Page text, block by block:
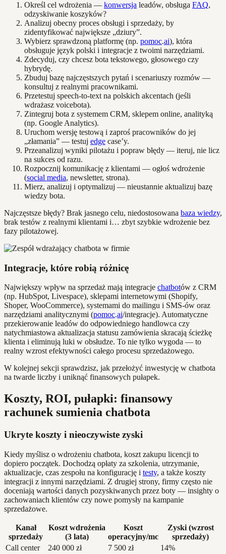
Określ cel wdrożenia — konwersja leadów, obsługa FAQ,
odzyskiwanie koszyków?
Analizuj obecny proces obsługi i sprzedaży, by
zidentyfikować największe „dziury”.
Wybierz sprawdzoną platformę (np. pomoc.ai), która
obsługuje język polski i integracje z twoimi narzędziami.
Zdecyduj, czy chcesz bota tekstowego, głosowego czy
hybrydę.
Zbuduj bazę najczęstszych pytań i scenariuszy rozmów —
konsultuj z realnymi pracownikami.
Przetestuj speech-to-text na polskich akcentach (jeśli
wdrażasz voicebota).
Zintegruj bota z systemem CRM, sklepem online, analityką
(np. Google Analytics).
Uruchom wersję testową i zaproś pracowników do jej
„złamania” — testuj edge case’y.
Przeanalizuj wyniki pilotażu i popraw błędy — iteruj, nie licz
na sukces od razu.
Rozpocznij komunikację z klientami — ogłoś wdrożenie
(social media, newsletter, strona).
Mierz, analizuj i optymalizuj — nieustannie aktualizuj bazę
wiedzy bota.
Najczęstsze błędy? Brak jasnego celu, niedostosowana baza wiedzy,
brak testów z realnymi klientami i… zbyt szybkie wdrożenie bez
fazy pilotażowej.
Integracje, które robią różnicę
Największy wpływ na sprzedaż mają integracje chatbotów z CRM
(np. HubSpot, Livespace), sklepami internetowymi (Shopify,
Shoper, WooCommerce), systemami do mailingu i SMS-ów oraz
narzędziami analitycznymi (pomoc.ai/integracje). Automatyczne
przekierowanie leadów do odpowiedniego handlowca czy
natychmiastowa aktualizacja statusu zamówienia skracają ścieżkę
klienta i eliminują luki w obsłudze. To nie tylko wygoda — to
realny wzrost efektywności całego procesu sprzedażowego.
W kolejnej sekcji sprawdzisz, jak przełożyć inwestycję w chatbota
na twarde liczby i uniknąć finansowych pułapek.
Koszty, ROI, pułapki: finansowy
rachunek sumienia chatbota
Ukryte koszty i nieoczywiste zyski
Kiedy myślisz o wdrożeniu chatbota, koszt zakupu licencji to
dopiero początek. Dochodzą opłaty za szkolenia, utrzymanie,
aktualizacje, czas zespołu na konfigurację i testy, a także koszty
integracji z innymi narzędziami. Z drugiej strony, firmy często nie
doceniają wartości danych pozyskiwanych przez boty — insighty o
zachowaniach klientów czy nowe pomysły na kampanie
sprzedażowe.
Kanał
sprzedaży
Koszt wdrożenia
(3 lata)
Koszt
operacyjny/mc
Zyski (wzrost
sprzedaży)
Call center
240 000 zł 7 500 zł
14%